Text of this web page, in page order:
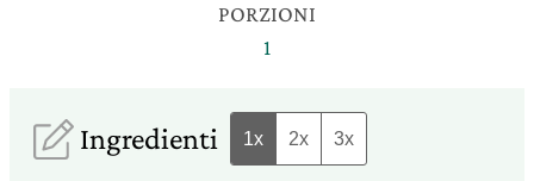
PORZIONI
1
Ingredienti 1x 2x 3x